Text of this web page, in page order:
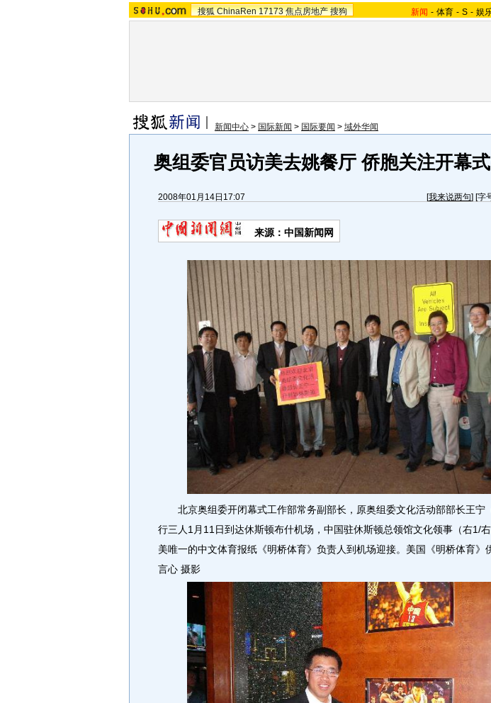
搜狐 ChinaRen 17173 焦点房地产 搜狗 新闻 - 体育 - S - 娱
新闻中心 > 国际新闻 > 国际要闻 > 域外华闻
奥组委官员访美去姚餐厅 侨胞关注开幕
2008年01月14日17:07 [我来说两句] [字
来源：中国新闻网
北京奥组委开闭幕式工作部常务副部长，原奥组委文化活动部部长王宁
行三人1月11日到达休斯顿布什机场，中国驻休斯顿总领馆文化领事（右1/
美唯一的中文体育报纸《明桥体育》负责人到机场迎接。美国《明桥体育》
言心 摄影